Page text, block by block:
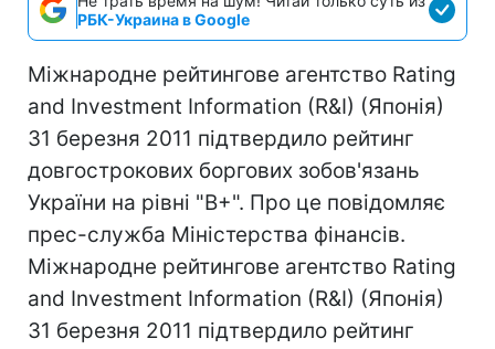
РБК-Украина в Google
Міжнародне рейтингове агентство Rating
and Investment Information (R&I) (Японія)
31 березня 2011 підтвердило рейтинг
довгострокових боргових зобов'язань
України на рівні "В+". Про це повідомляє
прес-служба Міністерства фінансів.
Міжнародне рейтингове агентство Rating
and Investment Information (R&I) (Японія)
31 березня 2011 підтвердило рейтинг